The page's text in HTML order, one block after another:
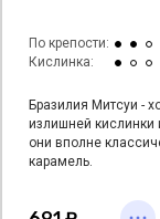
По крепости:
Кислинка:
Бразилия Митсуи -
излишней кислинки
они вполне
карамель.